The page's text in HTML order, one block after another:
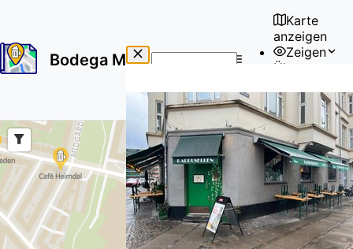
Bodega Map
results
found
Karte
anzeigen
Zeigen
Über uns
Benutzer